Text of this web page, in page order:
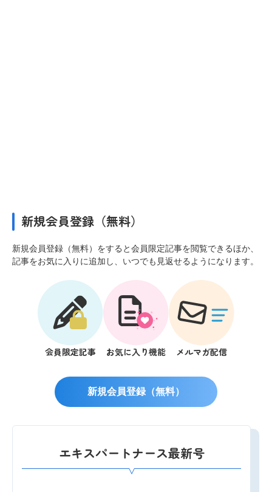
新規会員登録（無料）
新規会員登録（無料）をすると会員限定記事を閲覧できるほか、
記事をお気に入りに追加し、いつでも見返せるようになります。
会員限定記事 お気に入り機能 メルマガ配信
新規会員登録（無料）
エキスパートナース最新号